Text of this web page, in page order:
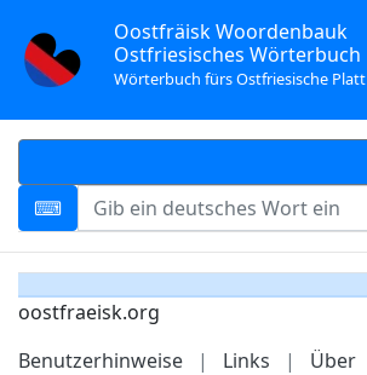
Oostfräisk Woordenbauk
Ostfriesisches Wörterbuch
Wörterbuch fürs Ostfriesische Platt
oostfraeisk.org
Benutzerhinweise
| Links | Über